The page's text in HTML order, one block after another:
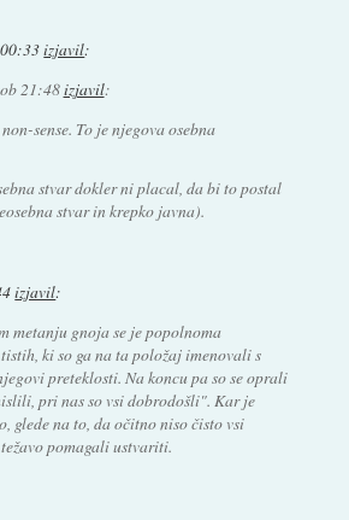
izjavil:
21:48izjavil:
sense. To je njegova osebna
stvar dokler ni placal, da bi to postal
stvar in krepko javna).
izjavil:
metanju gnoja se je popolnoma
ki so ga na ta položaj imenovali s
preteklosti. Na koncu pa so se oprali
pri nas so vsi dobrodošli". Kar je
glede na to, da očitno niso čisto vsi
pomagali ustvariti.